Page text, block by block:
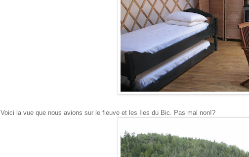
Voici la vue que nous avions sur le fleuve et les Iles du Bic. Pas mal non!?